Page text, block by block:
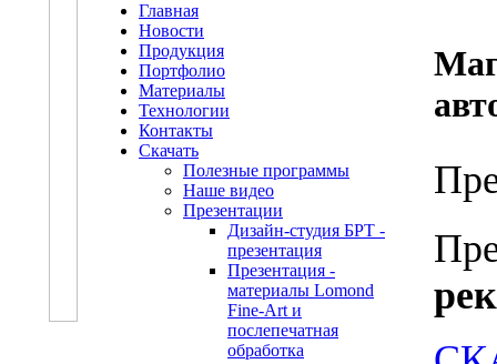
Главная
Новости
Продукция
Портфолио
Материалы
Технологии
Контакты
Скачать
Полезные программы
Наше видео
Презентации
Дизайн-студия БРТ -
презентация
Презентация -
материалы Lomond
Fine-Art и
послепечатная
обработка